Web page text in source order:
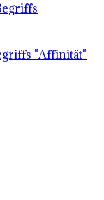
"Affinität"